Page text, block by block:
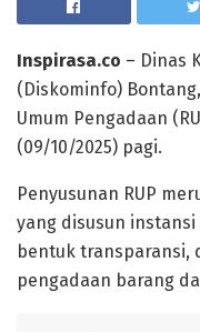
Inspirasa.co – Dinas
(Diskominfo)
Umum Pengadaan
(09/10/2025) pagi.
Penyusunan RUP
yang disusun
bentuk transparansi,
pengadaan barang